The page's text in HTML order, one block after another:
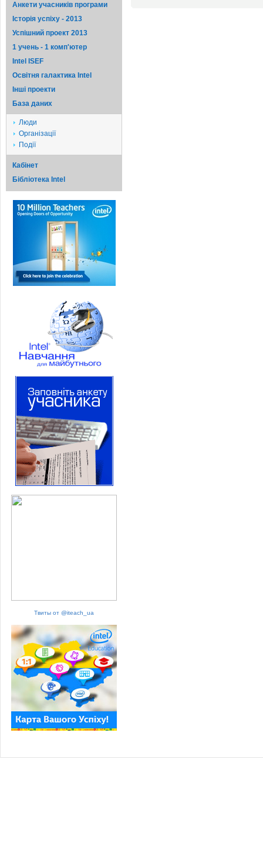
Анкети учасників програми
Історія успіху - 2013
Успішний проект 2013
1 учень - 1 комп'ютер
Intel ISEF
Освітня галактика Intel
Iншi проекти
База даних
Люди
Організації
Події
Кабінет
Бібліотека Intel
Твиты от @iteach_ua